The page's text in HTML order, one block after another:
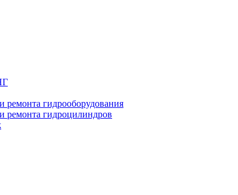
ремонта гидрооборудования
ремонта гидроцилиндров